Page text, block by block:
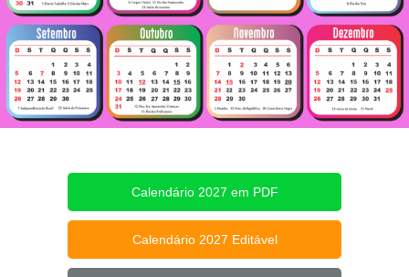
Calendário 2027 em PDF
Calendário 2027 Editável